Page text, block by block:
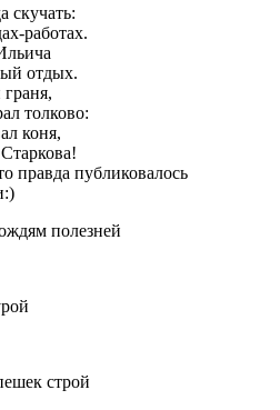
скучать:
работах.
отдых.
толково:
коня,
правда публиковалось
полезней
строй